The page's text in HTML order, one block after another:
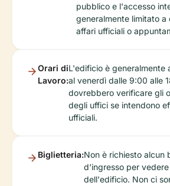
pubblico e l'accesso
generalmente limitato a
affari ufficiali o
Orari di
Lavoro:
L'edificio è generalmente
al venerdì dalle 9:00 alle
dovrebbero verificare gli
degli uffici se intendono
ufficiali.
Biglietteria:Non è richiesto alcun
d'ingresso per
dell'edificio. Non ci